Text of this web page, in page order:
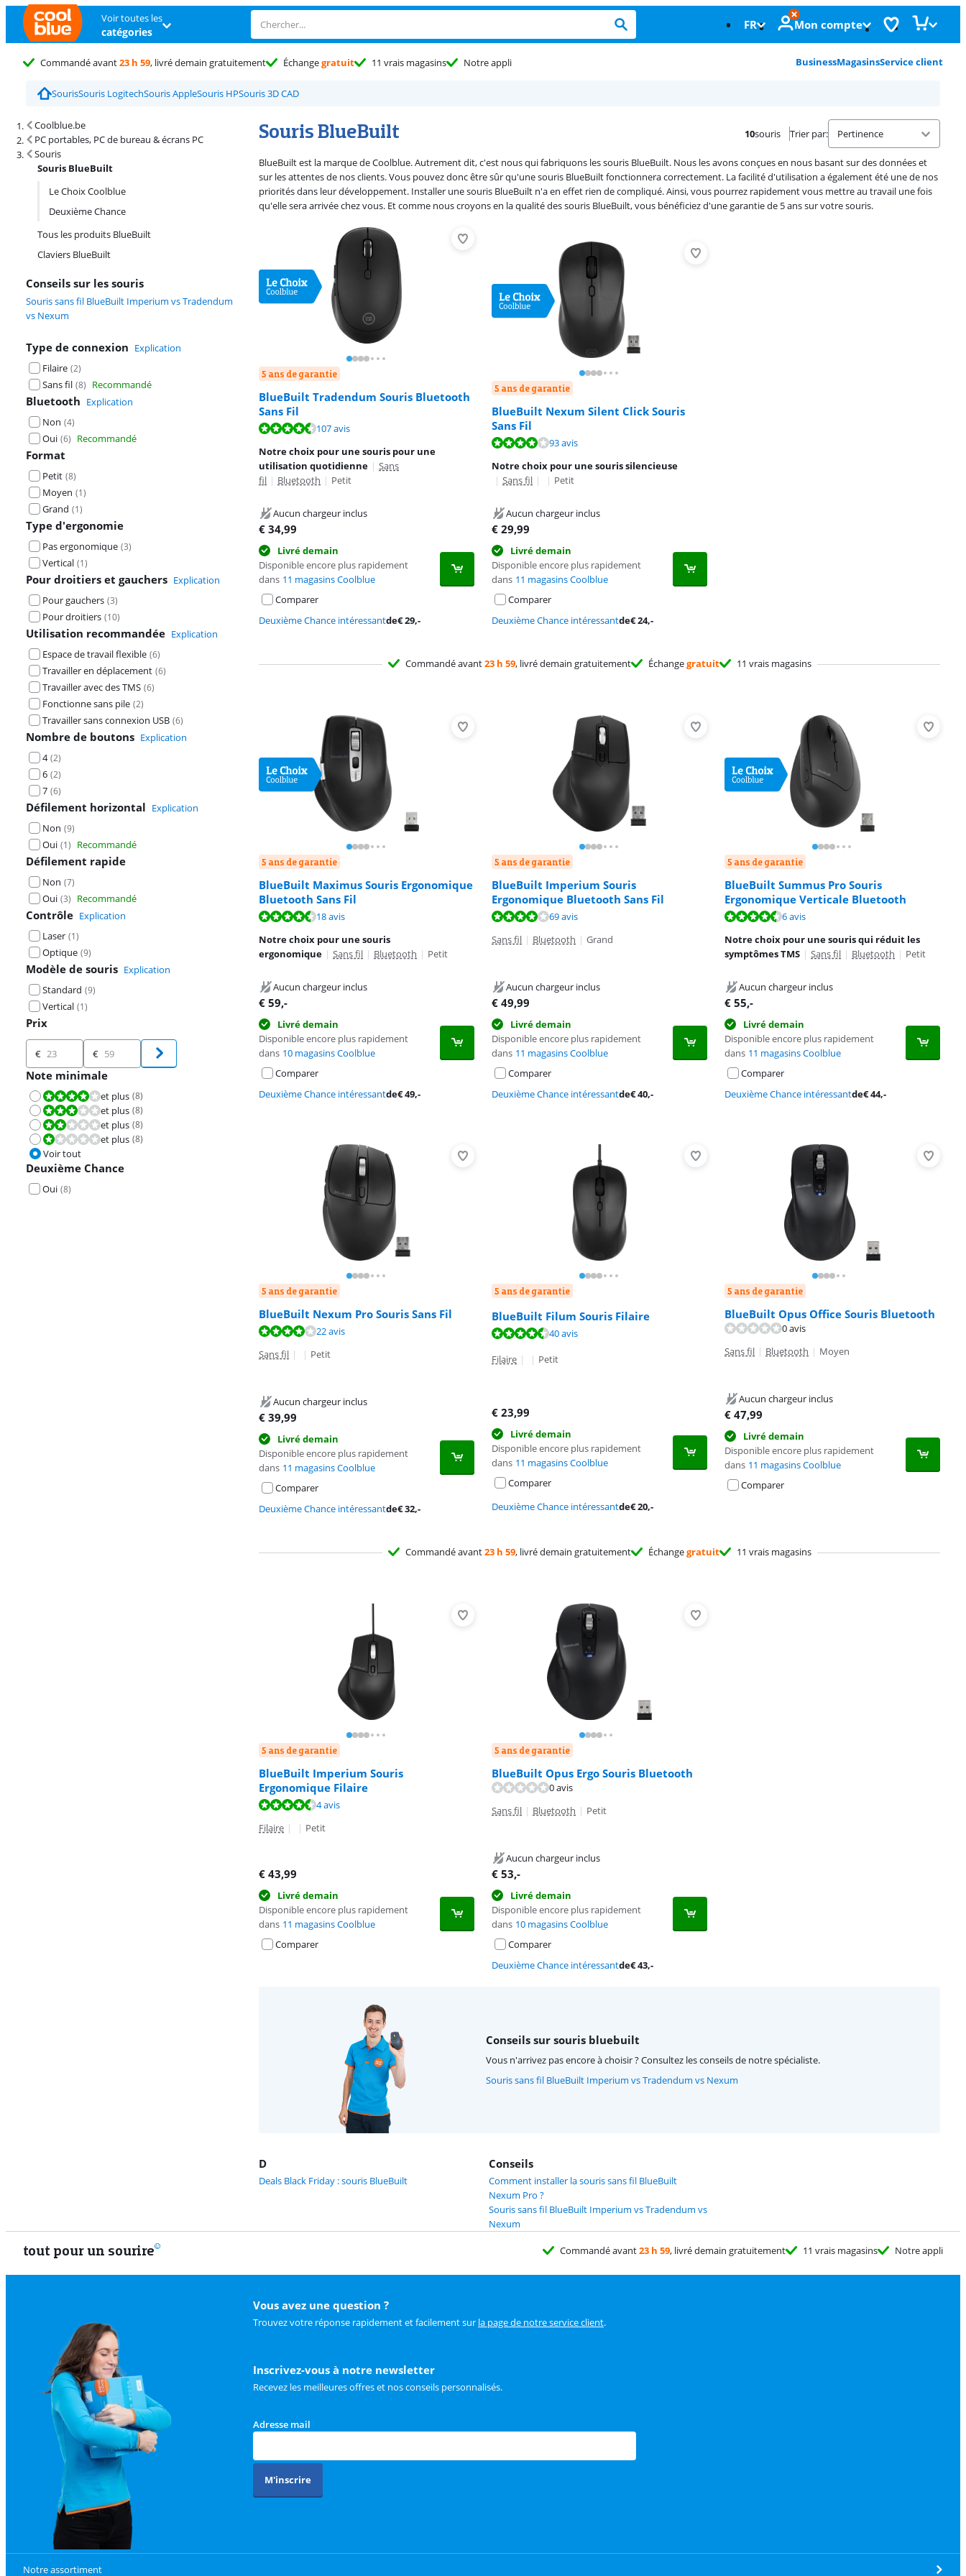
Voir toutes les
catégories FR Mon compte
Commandé avant23 h 59, livré demain gratuitement Échangegratuit 11 vrais magasins Notre appli BusinessMagasinsService client
SourisSouris LogitechSouris AppleSouris HPSouris 3D CAD
Coolblue.be
PC portables, PC de bureau & écrans PC
Souris
Souris BlueBuilt
Le Choix Coolblue
Deuxième Chance
Tous les produits BlueBuilt
Claviers BlueBuilt
Conseils sur les souris
Souris sans fil BlueBuilt Imperium vs Tradendum
vs Nexum
Type de connexion Explication
Filaire (2)
Sans fil (8) Recommandé
Bluetooth Explication
Non (4)
Oui (6) Recommandé
Format
Petit (8)
Moyen (1)
Grand (1)
Type d'ergonomie
Pas ergonomique (3)
Vertical (1)
Pour droitiers et gauchers Explication
Pour gauchers (3)
Pour droitiers (10)
Utilisation recommandée Explication
Espace de travail flexible (6)
Travailler en déplacement (6)
Travailler avec des TMS (6)
Fonctionne sans pile (2)
Travailler sans connexion USB (6)
Nombre de boutons Explication
4 (2)
6 (2)
7 (6)
Défilement horizontal Explication
Non (9)
Oui (1) Recommandé
Défilement rapide
Non (7)
Oui (3) Recommandé
Contrôle Explication
Laser (1)
Optique (9)
Modèle de souris Explication
Standard (9)
Vertical (1)
Prix
Prix
€ €
Note minimale
La note est 8,0 sur 10.
et plus (8)
La note est 6,0 sur 10.
et plus (8)
La note est 4,0 sur 10.
et plus (8)
La note est 2,0 sur 10.
et plus (8)
Voir tout
Deuxième Chance
Oui (8)
Souris BlueBuilt
Résultats de recherche et tri
10souris Trier par:
BlueBuilt est la marque de Coolblue. Autrement dit, c'est nous qui fabriquons les souris BlueBuilt. Nous les avons conçues en nous basant sur des données et
sur les attentes de nos clients. Vous pouvez donc être sûr qu'une souris BlueBuilt fonctionnera correctement. La facilité d'utilisation a également été une de nos
priorités dans leur développement. Installer une souris BlueBuilt n'a en effet rien de compliqué. Ainsi, vous pourrez rapidement vous mettre au travail une fois
qu'elle sera arrivée chez vous. Et comme nous croyons en la qualité des souris BlueBuilt, vous bénéficiez d'une garantie de 5 ans sur votre souris.
5 ans de garantie
BlueBuilt Tradendum Souris Bluetooth
Sans Fil
La note est de 8,8 sur 10, basée sur 107 avis.
107 avis
Notre choix pour une souris pour une
utilisation quotidienne | Sans
fil | Bluetooth | Petit
Aucun chargeur inclus
€ 34,99
Livré demain
Disponible encore plus rapidement
dans 11 magasins Coolblue
Comparer
Deuxième Chance intéressantde€29,-
5 ans de garantie
BlueBuilt Nexum Silent Click Souris
Sans Fil
93 avis
Notre choix pour une souris silencieuse
| Sans fil | | Petit
Aucun chargeur inclus
€ 29,99
Livré demain
Disponible encore plus rapidement
dans 11 magasins Coolblue
Comparer
Deuxième Chance intéressantde€24,-
Commandé avant23 h 59, livré demain gratuitement Échangegratuit 11 vrais magasins
5 ans de garantie
BlueBuilt Maximus Souris Ergonomique
Bluetooth Sans Fil
La note est de 8,5 sur 10, basée sur 18 avis.
18 avis
Notre choix pour une souris
ergonomique | Sans fil | Bluetooth | Petit
Aucun chargeur inclus
€ 59,-
Livré demain
Disponible encore plus rapidement
dans 10 magasins Coolblue
Comparer
Deuxième Chance intéressantde€49,-
5 ans de garantie
BlueBuilt Imperium Souris
Ergonomique Bluetooth Sans Fil
La note est de 8,1 sur 10, basée sur 69 avis.
69 avis
Sans fil | Bluetooth | Grand
Aucun chargeur inclus
€ 49,99
Livré demain
Disponible encore plus rapidement
dans 11 magasins Coolblue
Comparer
Deuxième Chance intéressantde€40,-
5 ans de garantie
BlueBuilt Summus Pro Souris
Ergonomique Verticale Bluetooth
La note est de 8,8 sur 10, basée sur 6 avis.
6 avis
Notre choix pour une souris qui réduit les
symptômes TMS | Sans fil | Bluetooth | Petit
Aucun chargeur inclus
€ 55,-
Livré demain
Disponible encore plus rapidement
dans 11 magasins Coolblue
Comparer
Deuxième Chance intéressantde€44,-
5 ans de garantie
BlueBuilt Nexum Pro Souris Sans Fil
La note est de 8,4 sur 10, basée sur 22 avis.
22 avis
Sans fil | | Petit
Aucun chargeur inclus
€ 39,99
Livré demain
Disponible encore plus rapidement
dans 11 magasins Coolblue
Comparer
Deuxième Chance intéressantde€32,-
5 ans de garantie
BlueBuilt Filum Souris Filaire
La note est de 8,7 sur 10, basée sur 40 avis.
40 avis
Filaire | | Petit
€ 23,99
Livré demain
Disponible encore plus rapidement
dans 11 magasins Coolblue
Comparer
Deuxième Chance intéressantde€20,-
5 ans de garantie
BlueBuilt Opus Office Souris Bluetooth
0 avis
Sans fil | Bluetooth | Moyen
Aucun chargeur inclus
€ 47,99
Livré demain
Disponible encore plus rapidement
dans 11 magasins Coolblue
Comparer
Commandé avant23 h 59, livré demain gratuitement Échangegratuit 11 vrais magasins
5 ans de garantie
BlueBuilt Imperium Souris
Ergonomique Filaire
La note est de 8,7 sur 10, basée sur 4 avis.
4 avis
Filaire | | Petit
€ 43,99
Livré demain
Disponible encore plus rapidement
dans 11 magasins Coolblue
Comparer
5 ans de garantie
BlueBuilt Opus Ergo Souris Bluetooth
0 avis
Sans fil | Bluetooth | Petit
Aucun chargeur inclus
€ 53,-
Livré demain
Disponible encore plus rapidement
dans 10 magasins Coolblue
Comparer
Deuxième Chance intéressantde€43,-
Conseils sur souris bluebuilt
Vous n'arrivez pas encore à choisir ? Consultez les conseils de notre spécialiste.
Souris sans fil BlueBuilt Imperium vs Tradendum vs Nexum
D
Deals Black Friday : souris BlueBuilt
Conseils
Comment installer la souris sans fil BlueBuilt
Nexum Pro ?
Souris sans fil BlueBuilt Imperium vs Tradendum vs
Nexum
tout pour un sourire Commandé avant23 h 59, livré demain gratuitement 11 vrais magasins Notre appli
Vous avez une question ?
Trouvez votre réponse rapidement et facilement sur la page de notre service client.
Inscrivez-vous à notre newsletter
Recevez les meilleures offres et nos conseils personnalisés.
Adresse mail
M'inscrire
Notre assortiment